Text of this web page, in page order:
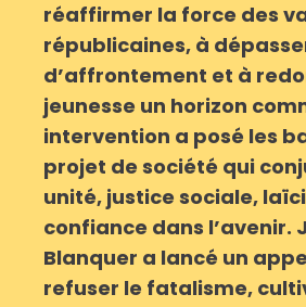
réaffirmer la force des
républicaines, à
d’affrontement et à
jeunesse un horizon
intervention a posé les
projet de société qui
unité, justice sociale,
confiance dans l’avenir.
Blanquer a lancé un
refuser le fatalisme,